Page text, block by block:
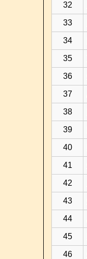
32
33
34
35
36
37
38
39
40
41
42
43
44
45
46